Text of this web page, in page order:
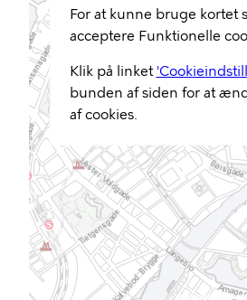
For at kunne bruge kortet
acceptere Funktionelle
Klik på linket
bunden af siden for at
af cookies.